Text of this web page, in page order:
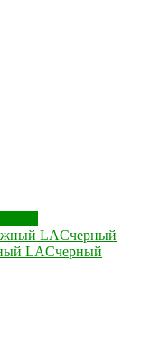
LACчерный